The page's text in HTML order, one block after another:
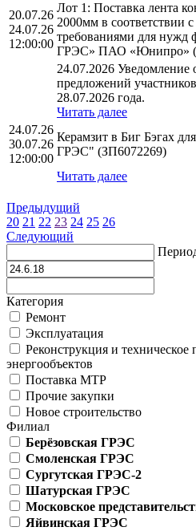
20.07.26
24.07.26
12:00:00
Лот 1: Поставка лента
2000мм в соответствии
требованиями для нужд
ГРЭС» ПАО «Юнипро»
24.07.2026 Уведомление
предложений
28.07.2026 года.
Читать далее
24.07.26
30.07.26
12:00:00
Керамзит в Биг Бэгах
ГРЭС" (ЗП6072269)
Читать далее
Предыдущий
20 21 22 23 24 25 26
Следующий
Категория
Ремонт
Эксплуатация
Реконструкция и техническое
энергообъектов
Поставка МТР
Прочие закупки
Новое строительство
Филиал
Берёзовская ГРЭС
Смоленская ГРЭС
Сургутская ГРЭС-2
Шатурская ГРЭС
Московское
Яйвинская ГРЭС